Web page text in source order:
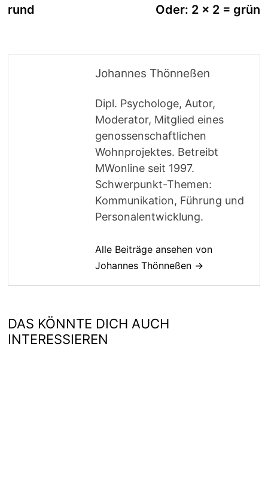
rund
Oder: 2 x 2 = grün
Johannes Thönneßen
Dipl. Psychologe, Autor,
Moderator, Mitglied eines
genossenschaftlichen
Wohnprojektes. Betreibt
MWonline seit 1997.
Schwerpunkt-Themen:
Kommunikation, Führung und
Personalentwicklung.
Alle Beiträge ansehen von
Johannes Thönneßen →
DAS KÖNNTE DICH AUCH
INTERESSIEREN